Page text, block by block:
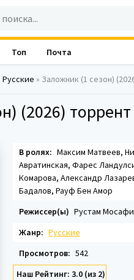
Русские » Заложник (1 сезон)
(2026) торрент
В ролях: Максим Матвеев,
Авратинская, Фарес
Комарова, Александр
Бадалов, Рауф Бен Амор
Режиссер(ы) Рустам
Жанр: Русские
Просмотров: 542
Наш Рейтинг: 3.0 (из 2)
Топ Почта